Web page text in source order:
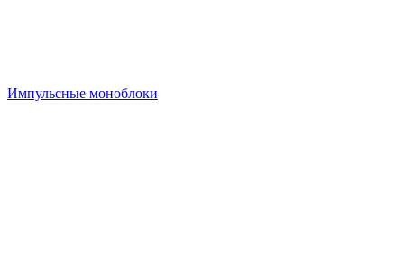
Импульсные моноблоки